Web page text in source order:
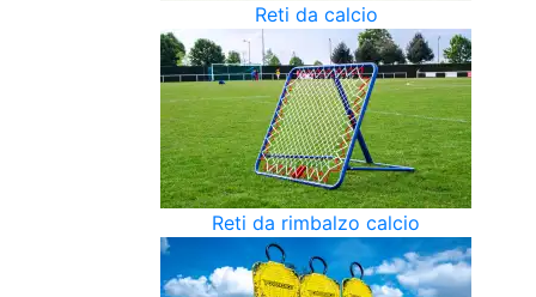
Reti da calcio
Reti da rimbalzo calcio